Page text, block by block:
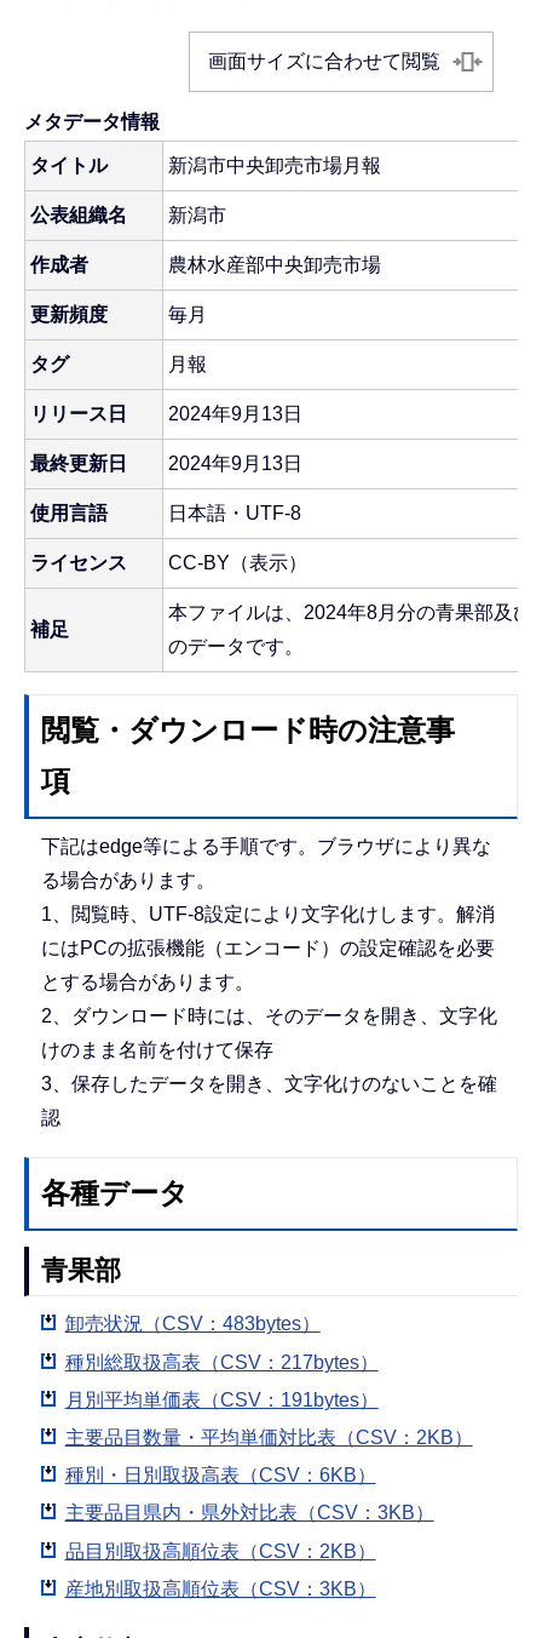
画面サイズに合わせて閲覧
メタデータ情報
タイトル 新潟市中央卸売市場月報
公表組織名 新潟市
作成者 農林水産部中央卸売市場
更新頻度 毎月
タグ 月報
リリース日 2024年9月13日
最終更新日 2024年9月13日
使用言語 日本語・UTF-8
ライセンス CC-BY（表示）
補足
本ファイルは、2024年8月分の青果部及び
のデータです。
閲覧・ダウンロード時の注意事
項
下記はedge等による手順です。ブラウザにより異な
る場合があります。
1、閲覧時、UTF-8設定により文字化けします。解消
にはPCの拡張機能（エンコード）の設定確認を必要
とする場合があります。
2、ダウンロード時には、そのデータを開き、文字化
けのまま名前を付けて保存
3、保存したデータを開き、文字化けのないことを確
認
各種データ
青果部
卸売状況（CSV：483bytes）
種別総取扱高表（CSV：217bytes）
月別平均単価表（CSV：191bytes）
主要品目数量・平均単価対比表（CSV：2KB）
種別・日別取扱高表（CSV：6KB）
主要品目県内・県外対比表（CSV：3KB）
品目別取扱高順位表（CSV：2KB）
産地別取扱高順位表（CSV：3KB）